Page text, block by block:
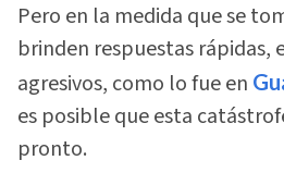
Pero en la medida que se
brinden respuestas rápidas,
agresivos, como lo fue en
es posible que esta
pronto.